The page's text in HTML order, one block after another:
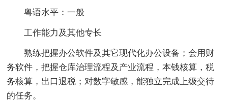
粤语水平：一般
工作能力及其他专长
熟练把握办公软件及其它现代化办公设备；会用财
务软件，把握仓库治理流程及产业流程，本钱核算，税
务核算，出口退税；对数字敏感，能独立完成上级交待
的任务。